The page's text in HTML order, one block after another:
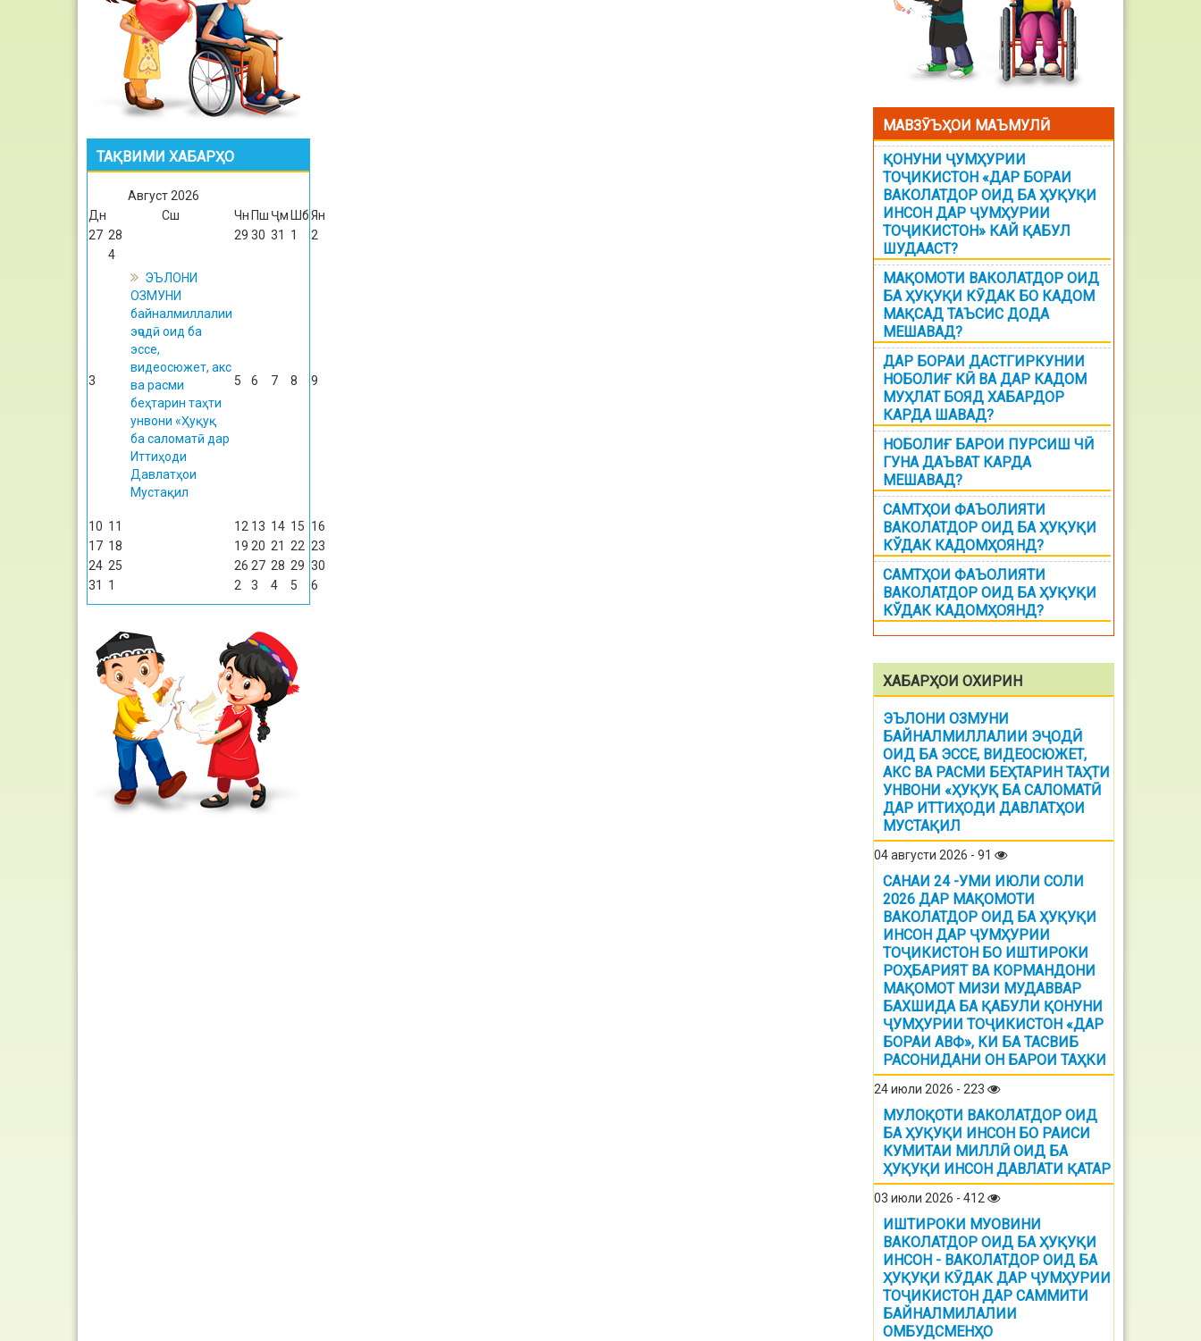
ТАҚВИМИ ХАБАРҲО
Август 2026
Дн
Сш Чн Пш Ҷм ШбЯн
27 28 29 30 31 1 2
3
4
ЭЪЛОНИ
ОЗМУНИ
байналмиллалии
эҷодӣ оид ба
эссе,
видеосюжет, акс
ва расми
беҳтарин таҳти
унвони «Ҳуқуқ
ба саломатӣ дар
Иттиҳоди
Давлатҳои
Мустақил
5 6 7 8 9
10 11 12 13 14 15 16
17 18 19 20 21 22 23
24 25 26 27 28 29 30
31
1 2 3 4 5 6
МАВЗӮЪҲОИ МАЪМУЛӢ
ҚОНУНИ ҶУМҲУРИИ
ТОҶИКИСТОН «ДАР БОРАИ
ВАКОЛАТДОР ОИД БА ҲУҚУҚИ
ИНСОН ДАР ҶУМҲУРИИ
ТОҶИКИСТОН» КАЙ ҚАБУЛ
ШУДААСТ?
МАҚОМОТИ ВАКОЛАТДОР ОИД
БА ҲУҚУҚИ КӮДАК БО КАДОМ
МАҚСАД ТАЪСИС ДОДА
МЕШАВАД?
ДАР БОРАИ ДАСТГИРКУНИИ
НОБОЛИҒ КӢ ВА ДАР КАДОМ
МУҲЛАТ БОЯД ХАБАРДОР
КАРДА ШАВАД?
НОБОЛИҒ БАРОИ ПУРСИШ ЧӢ
ГУНА ДАЪВАТ КАРДА
МЕШАВАД?
САМТҲОИ ФАЪОЛИЯТИ
ВАКОЛАТДОР ОИД БА ҲУҚУҚИ
КЎДАК КАДОМҲОЯНД?
САМТҲОИ ФАЪОЛИЯТИ
ВАКОЛАТДОР ОИД БА ҲУҚУҚИ
КЎДАК КАДОМҲОЯНД?
ХАБАРҲОИ ОХИРИН
ЭЪЛОНИ ОЗМУНИ
БАЙНАЛМИЛЛАЛИИ ЭҶОДӢ
ОИД БА ЭССЕ, ВИДЕОСЮЖЕТ,
АКС ВА РАСМИ БЕҲТАРИН ТАҲТИ
УНВОНИ «ҲУҚУҚ БА САЛОМАТӢ
ДАР ИТТИҲОДИ ДАВЛАТҲОИ
МУСТАҚИЛ
04 августи 2026 - 91
САНАИ 24 -УМИ ИЮЛИ СОЛИ
2026 ДАР МАҚОМОТИ
ВАКОЛАТДОР ОИД БА ҲУҚУҚИ
ИНСОН ДАР ҶУМҲУРИИ
ТОҶИКИСТОН БО ИШТИРОКИ
РОҲБАРИЯТ ВА КОРМАНДОНИ
МАҚОМОТ МИЗИ МУДАВВАР
БАХШИДА БА ҚАБУЛИ ҚОНУНИ
ҶУМҲУРИИ ТОҶИКИСТОН «ДАР
БОРАИ АВФ», КИ БА ТАСВИБ
РАСОНИДАНИ ОН БАРОИ ТАҲКИ
24 июли 2026 - 223
МУЛОҚОТИ ВАКОЛАТДОР ОИД
БА ҲУҚУҚИ ИНСОН БО РАИСИ
КУМИТАИ МИЛЛӢ ОИД БА
ҲУҚУҚИ ИНСОН ДАВЛАТИ ҚАТАР
03 июли 2026 - 412
ИШТИРОКИ МУОВИНИ
ВАКОЛАТДОР ОИД БА ҲУҚУҚИ
ИНСОН - ВАКОЛАТДОР ОИД БА
ҲУҚУҚИ КӮДАК ДАР ҶУМҲУРИИ
ТОҶИКИСТОН ДАР САММИТИ
БАЙНАЛМИЛАЛИИ
ОМБУДСМЕНҲО